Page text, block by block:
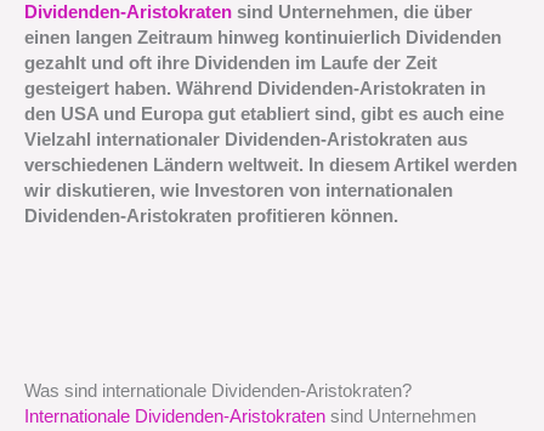
Dividenden-Aristokraten sind Unternehmen, die über
einen langen Zeitraum hinweg kontinuierlich Dividenden
gezahlt und oft ihre Dividenden im Laufe der Zeit
gesteigert haben. Während Dividenden-Aristokraten in
den USA und Europa gut etabliert sind, gibt es auch eine
Vielzahl internationaler Dividenden-Aristokraten aus
verschiedenen Ländern weltweit. In diesem Artikel werden
wir diskutieren, wie Investoren von internationalen
Dividenden-Aristokraten profitieren können.
Was sind internationale Dividenden-Aristokraten?
Internationale Dividenden-Aristokraten sind Unternehmen